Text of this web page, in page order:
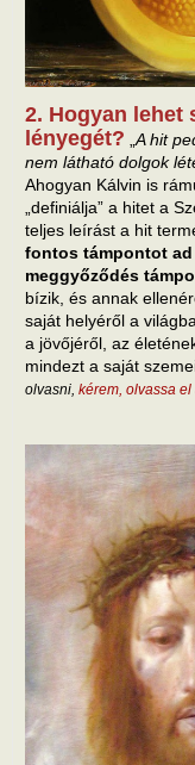
2. Hogyan lehet
lényegét?
A hit
nem látható dolgok
Ahogyan Kálvin is
„definiálja” a hitet a
teljes leírást a hit
fontos támpontot ad
meggyőződés
bízik, és annak
saját helyéről a
a jövőjéről, az
mindezt a saját
olvasni, kérem, olvassa